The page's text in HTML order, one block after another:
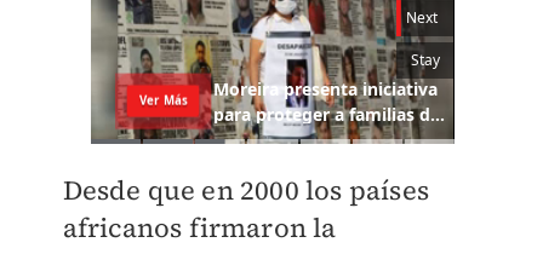
Desde que en 2000 los países
africanos firmaron la